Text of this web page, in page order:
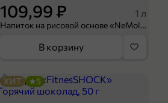
109,99 ₽ 1 л
Напиток на рисовой основе «NeMoloko» «Миндальный», 1 л
В корзину
ХИТ 5